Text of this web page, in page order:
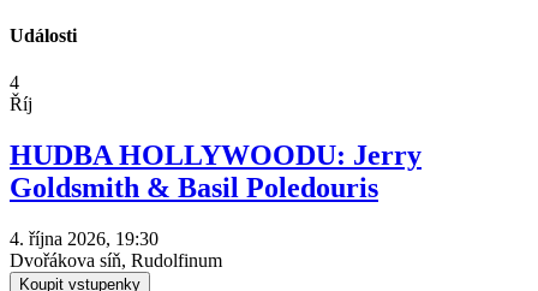
Události
4
Říj
HUDBA HOLLYWOODU: Jerry
Goldsmith & Basil Poledouris
4. října 2026, 19:30
Dvořákova síň, Rudolfinum
Koupit vstupenky